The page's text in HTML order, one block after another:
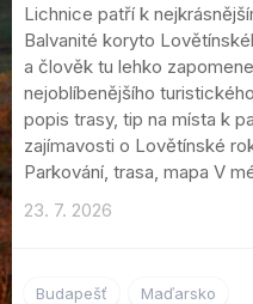
Lichnice patří k
Balvanité koryto
a člověk tu lehko
nejoblíbenějšího
popis trasy, tip na místa k
zajímavosti o Lovětínské
Parkování, trasa, mapa V
23. 7. 2026
Budapešť Maďarsko